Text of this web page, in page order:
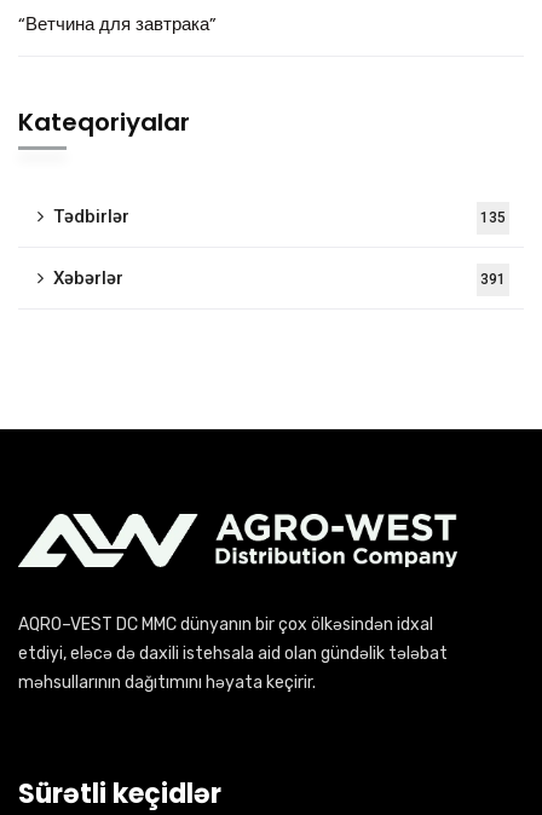
“Ветчина для завтрака”
Kateqoriyalar
Tədbirlər 135
Xəbərlər 391
AQRO–VEST DC MMC dünyanın bir çox ölkəsindən idxal
etdiyi, eləcə də daxili istehsala aid olan gündəlik tələbat
məhsullarının dağıtımını həyata keçirir.
Sürətli keçidlər